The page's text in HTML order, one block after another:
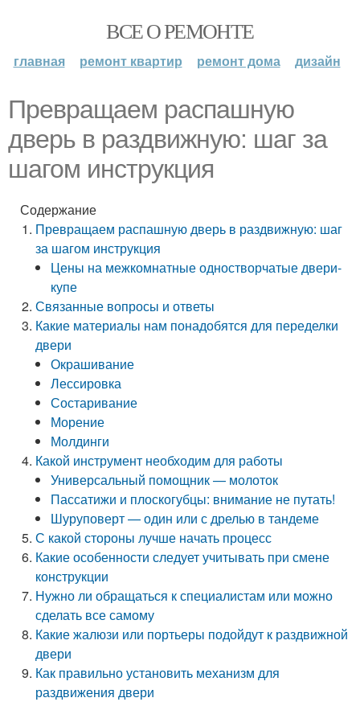
ВСЕ О РЕМОНТЕ
главная ремонт квартир ремонт дома дизайн
Превращаем распашную
дверь в раздвижную: шаг за
шагом инструкция
Содержание
Превращаем распашную дверь в раздвижную: шаг
за шагом инструкция
Цены на межкомнатные одностворчатые двери-
купе
Связанные вопросы и ответы
Какие материалы нам понадобятся для переделки
двери
Окрашивание
Лессировка
Состаривание
Морение
Молдинги
Какой инструмент необходим для работы
Универсальный помощник — молоток
Пассатижи и плоскогубцы: внимание не путать!
Шуруповерт — один или с дрелью в тандеме
С какой стороны лучше начать процесс
Какие особенности следует учитывать при смене
конструкции
Нужно ли обращаться к специалистам или можно
сделать все самому
Какие жалюзи или портьеры подойдут к раздвижной
двери
Как правильно установить механизм для
раздвижения двери